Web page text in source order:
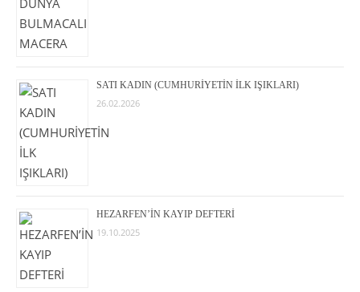
SATI KADIN (CUMHURİYETİN İLK IŞIKLARI)
26.02.2026
HEZARFEN’İN KAYIP DEFTERİ
19.10.2025